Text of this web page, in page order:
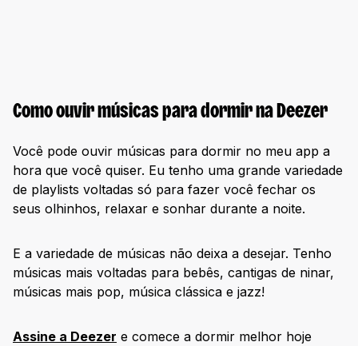
Como ouvir músicas para dormir na Deezer
Você pode ouvir músicas para dormir no meu app a
hora que você quiser. Eu tenho uma grande variedade
de playlists voltadas só para fazer você fechar os
seus olhinhos, relaxar e sonhar durante a noite.
E a variedade de músicas não deixa a desejar. Tenho
músicas mais voltadas para bebês, cantigas de ninar,
músicas mais pop, música clássica e jazz!
Assine a Deezer e comece a dormir melhor hoje